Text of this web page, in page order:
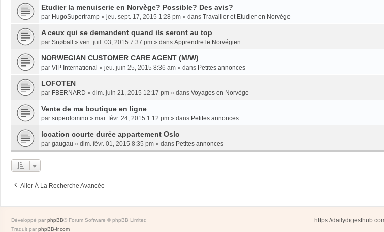
Etudier la menuiserie en Norvège? Possible? Des avis?
par HugoSupertramp » jeu. sept. 17, 2015 1:28 pm » dans Travailler et Etudier en Norvège
A ceux qui se demandent quand ils seront au top
par Snøball » ven. juil. 03, 2015 7:37 pm » dans Apprendre le Norvégien
NORWEGIAN CUSTOMER CARE AGENT (M/W)
par VIP International » jeu. juin 25, 2015 8:36 am » dans Petites annonces
LOFOTEN
par FBERNARD » dim. juin 21, 2015 12:17 pm » dans Voyages en Norvège
Vente de ma boutique en ligne
par superdomino » mar. févr. 24, 2015 1:12 pm » dans Petites annonces
location courte durée appartement Oslo
par gaugau » dim. févr. 01, 2015 8:35 pm » dans Petites annonces
Aller À La Recherche Avancée
https://
Développé par phpBB® Forum Software © phpBB Limited
Traduit par phpBB-fr.com